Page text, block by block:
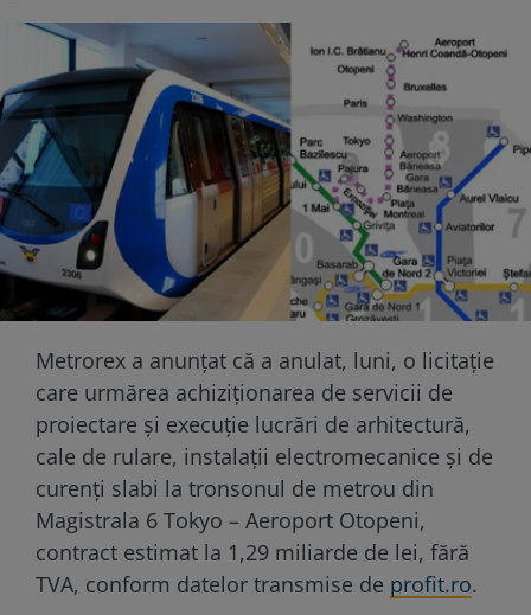
Metrorex a anunțat că a anulat, luni, o licitație
care urmărea achiziționarea de servicii de
proiectare și execuție lucrări de arhitectură,
cale de rulare, instalații electromecanice și de
curenți slabi la tronsonul de metrou din
Magistrala 6 Tokyo – Aeroport Otopeni,
contract estimat la 1,29 miliarde de lei, fără
TVA, conform datelor transmise de profit.ro.